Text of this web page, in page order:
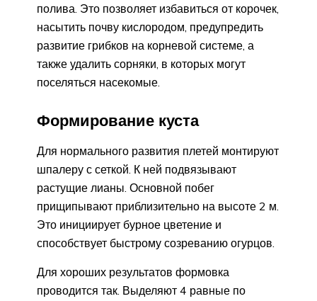
полива. Это позволяет избавиться от корочек,
насытить почву кислородом, предупредить
развитие грибков на корневой системе, а
также удалить сорняки, в которых могут
поселяться насекомые.
Формирование куста
Для нормального развития плетей монтируют
шпалеру с сеткой. К ней подвязывают
растущие лианы. Основной побег
прищипывают приблизительно на высоте 2 м.
Это инициирует бурное цветение и
способствует быстрому созреванию огурцов.
Для хороших результатов формовка
проводится так. Выделяют 4 равные по